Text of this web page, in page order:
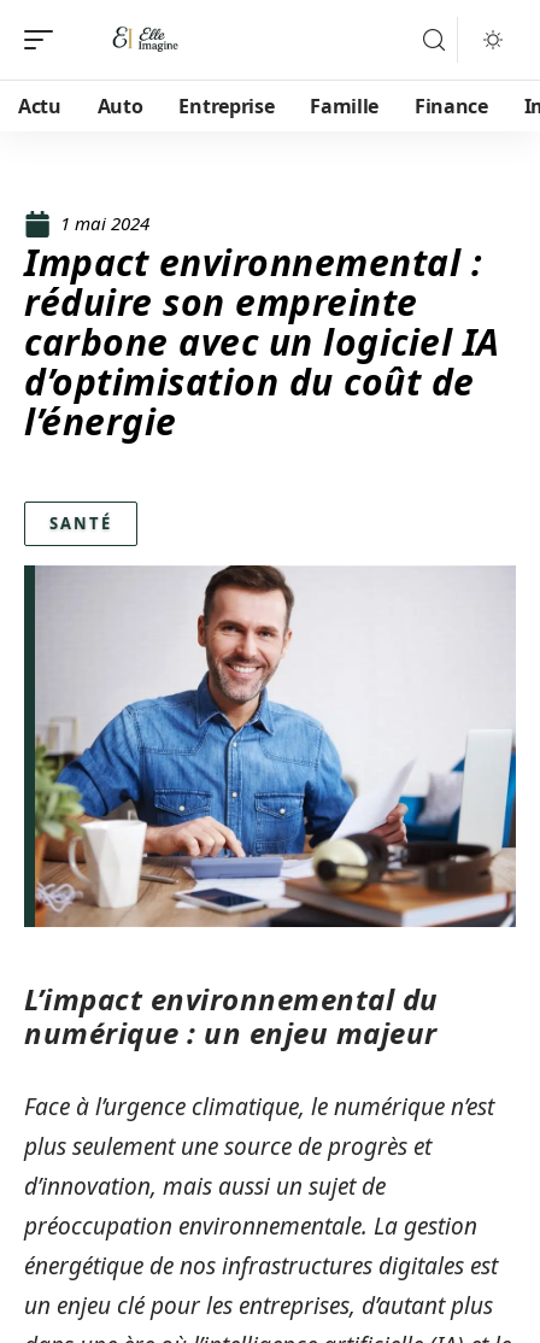
Actu Auto Entreprise Famille Finance
1 mai 2024
Impact environnemental :
réduire son empreinte
carbone avec un logiciel IA
d’optimisation du coût de
l’énergie
SANTÉ
L’impact environnemental du
numérique : un enjeu majeur
Face à l’urgence climatique, le numérique n’est
plus seulement une source de progrès et
d’innovation, mais aussi un sujet de
préoccupation environnementale. La gestion
énergétique de nos infrastructures digitales est
un enjeu clé pour les entreprises, d’autant plus